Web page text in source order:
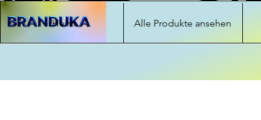
Heim Alle Produkte ansehen